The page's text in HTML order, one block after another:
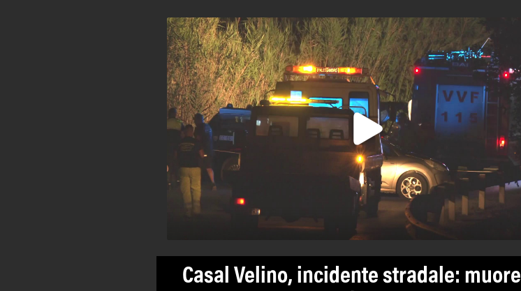
Casal Velino, incidente stradale: muore